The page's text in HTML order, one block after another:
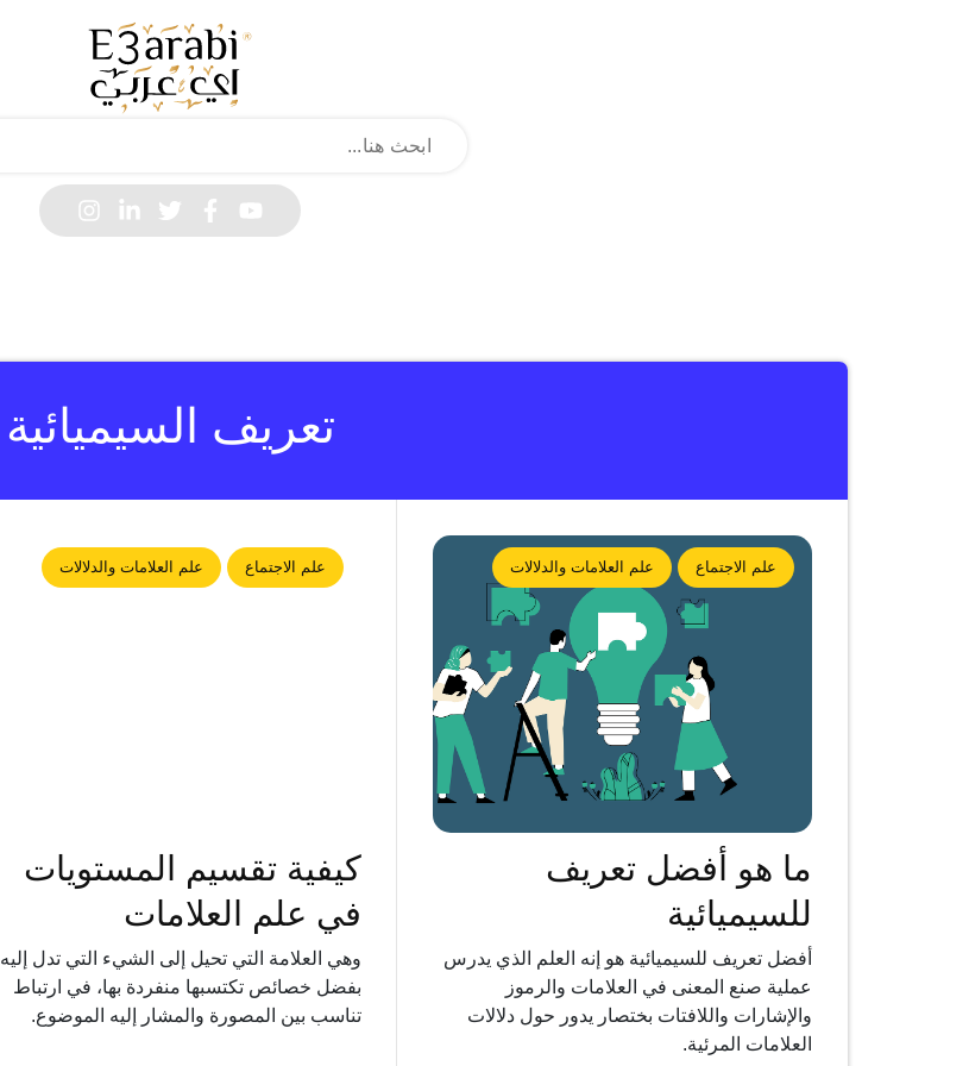
تعريف السيميائية
علم الاجتماع علم العلامات والدلالات
ما هو أفضل تعريف
للسيميائية
أفضل تعريف للسيميائية هو إنه العلم الذي يدرس
عملية صنع المعنى في العلامات والرموز
والإشارات واللافتات بختصار يدور حول دلالات
العلامات المرئية.
علم الاجتماع علم العلامات والدلالات
كيفية تقسيم المستويات
في علم العلامات
وهي العلامة التي تحيل إلى الشيء التي تدل إليه
بفضل خصائص تكتسبها منفردة بها، في ارتباط
تناسب بين المصورة والمشار إليه الموضوع.